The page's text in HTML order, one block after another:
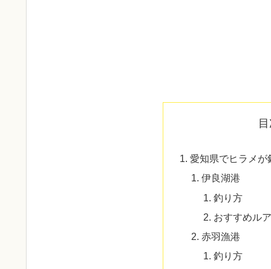
愛知県でヒラメが
伊良湖港
釣り方
おすすめル
赤羽漁港
釣り方